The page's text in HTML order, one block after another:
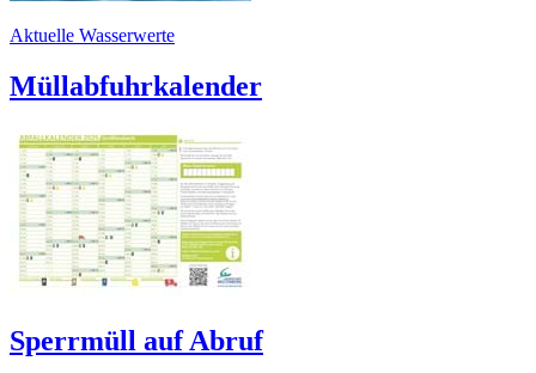
Aktuelle Wasserwerte
Müllabfuhrkalender
Sperrmüll auf Abruf